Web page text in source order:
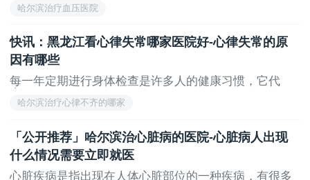
哈尔滨治疗血压医院
快讯：黑龙江看心律失常哪家医院好-心律失常的原
因有哪些
每一年定期进行身体检查是许多人的健康习惯，它代
哈尔滨治疗心律不齐的哪家
「公开推荐」哈尔滨治心脏病的医院-心脏病人出现
什么情况需要立即就医
心脏疾病是指出现在人体心脏部位的一种疾病，有很多